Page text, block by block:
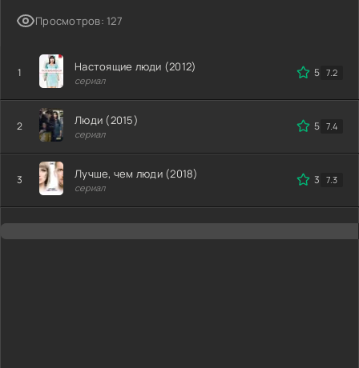
Просмотров: 127
1 Настоящие люди (2012)
сериал
5 7.2
2 Люди (2015)
сериал
5 7.4
3 Лучше, чем люди (2018)
сериал
3.67.3